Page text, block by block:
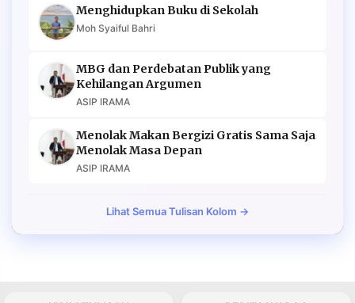
Menghidupkan Buku di Sekolah
Moh Syaiful Bahri
MBG dan Perdebatan Publik yang
Kehilangan Argumen
ASIP IRAMA
Menolak Makan Bergizi Gratis Sama Saja
Menolak Masa Depan
ASIP IRAMA
Lihat Semua Tulisan Kolom →